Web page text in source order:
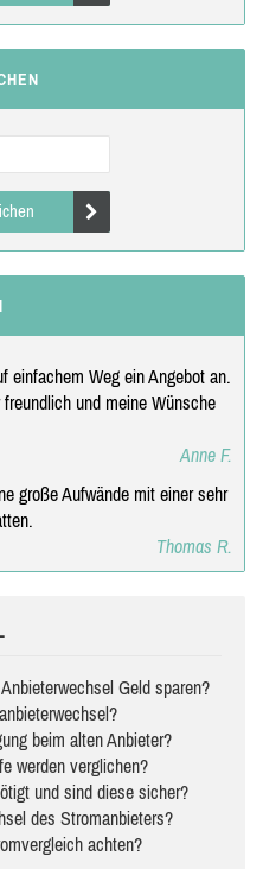
einfachem Weg ein Angebot an.
und meine Wünsche
Anne F.
große Aufwände mit einer sehr
Thomas R.
Geld sparen?
beim alten Anbieter?
werden verglichen?
und sind diese sicher?
des Stromanbieters?
achten?